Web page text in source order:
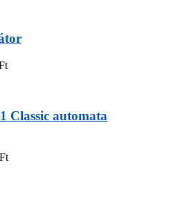
Classic automata
Ft